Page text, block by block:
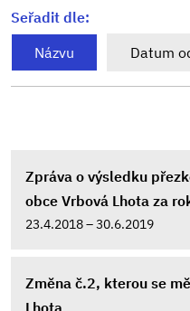
Seřadit dle:
Názvu
Datum
Zpráva o výsledku
obce Vrbová Lhota za
23.4.2018 – 30.6.2019
Změna č.2, kterou se
Lhota